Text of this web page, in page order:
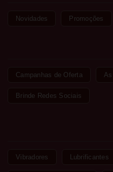
Novidades Promoções
Campanhas de Oferta
Brinde Redes Sociais
Vibradores Lubrificantes